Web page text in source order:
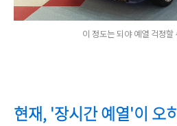
이 정도는 되야 예열 걱정할
현재, '장시간 예열'이 오